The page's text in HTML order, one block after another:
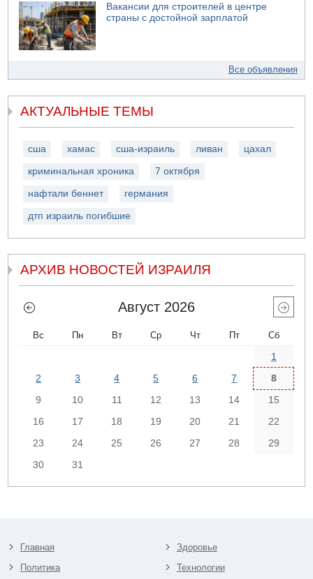
Вакансии для строителей в центре
страны с достойной зарплатой
Все объявления
АКТУАЛЬНЫЕ ТЕМЫ
сша хамас сша-израиль ливан цахал
криминальная хроника 7 октября
нафтали беннет германия
дтп израиль погибшие
АРХИВ НОВОСТЕЙ ИЗРАИЛЯ
Август 2026
Вс Пн Вт Ср Чт Пт Сб
1
2
3 4 5 6 7
8
9
10 11 12 13 14
15
16
17 18 19 20 21
22
23
24 25 26 27 28
29
30
31
Главная
Политика
Здоровье
Технологии